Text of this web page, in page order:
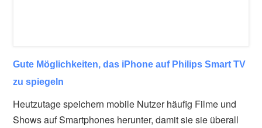
Gute Möglichkeiten, das iPhone auf Philips Smart TV
zu spiegeln
Heutzutage speichern mobile Nutzer häufig Filme und
Shows auf Smartphones herunter, damit sie sie überall